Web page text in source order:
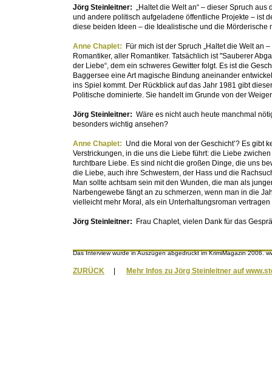
Jörg Steinleitner: „Haltet die Welt an“ – dieser Spruch
und andere politisch aufgeladene öffentliche Projekte – ist
diese beiden Ideen – die Idealistische und die Mörderische
Anne Chaplet:
Für mich ist der Spruch „Haltet die Welt an
Romantiker, aller Romantiker. Tatsächlich ist "Sauberer
der Liebe“, dem ein schweres Gewitter folgt. Es ist die
Baggersee eine Art magische Bindung aneinander
ins Spiel kommt. Der Rückblick auf das Jahr 1981 gibt
Politische dominierte. Sie handelt im Grunde von der
Jörg Steinleitner: Wäre es nicht auch heute manchmal
besonders wichtig ansehen?
Anne Chaplet: Und die Moral von der Geschicht’? Es gibt
Verstrickungen, in die uns die Liebe führt: die Liebe
furchtbare Liebe. Es sind nicht die großen Dinge, die uns
die Liebe, auch ihre Schwestern, der Hass und die
Man sollte achtsam sein mit den Wunden, die man als
Narbengewebe fängt an zu schmerzen, wenn man in die
vielleicht mehr Moral, als ein Unterhaltungsroman vertragen
Jörg Steinleitner: Frau Chaplet, vielen Dank für das
Das Interview wurde in Auszügen abgedruckt im KrimiMagazin 2006.
ZURÜCK Mehr Infos zu Jörg Steinleitner auf